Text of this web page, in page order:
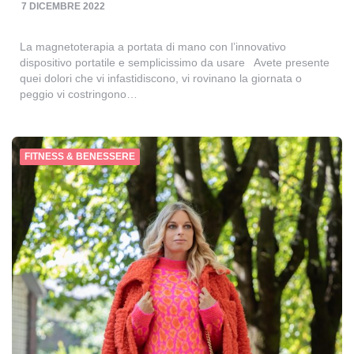
7 DICEMBRE 2022
La magnetoterapia a portata di mano con l’innovativo
dispositivo portatile e semplicissimo da usare Avete presente
quei dolori che vi infastidiscono, vi rovinano la giornata o
peggio vi costringono…
FITNESS & BENESSERE